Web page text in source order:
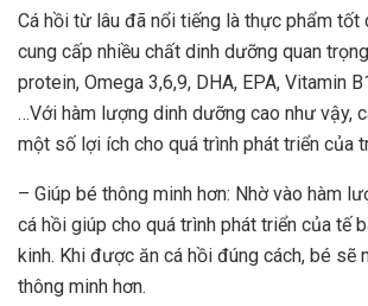
Cá hồi từ lâu đã nổi tiếng là thực phẩm tốt
cung cấp nhiều chất dinh dưỡng quan
protein, Omega 3,6,9, DHA, EPA, Vitamin
…Với hàm lượng dinh dưỡng cao như vậy,
một số lợi ích cho quá trình phát triển của
– Giúp bé thông minh hơn: Nhờ vào hàm
cá hồi giúp cho quá trình phát triển của tế
kinh. Khi được ăn cá hồi đúng cách, bé sẽ
thông minh hơn.